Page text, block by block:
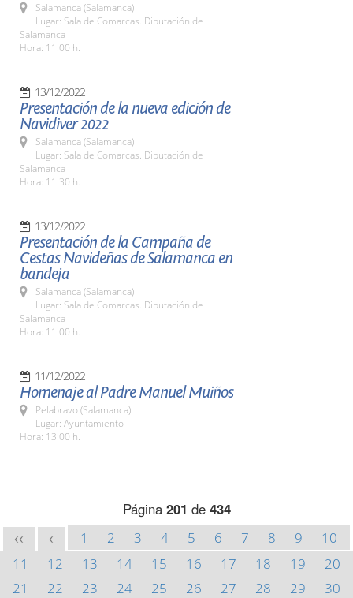
Salamanca (Salamanca)
Lugar: Sala de Comarcas. Diputación de
Salamanca
Hora: 11:00 h.
13/12/2022
Presentación de la nueva edición de
Navidiver 2022
Salamanca (Salamanca)
Lugar: Sala de Comarcas. Diputación de
Salamanca
Hora: 11:30 h.
13/12/2022
Presentación de la Campaña de
Cestas Navideñas de Salamanca en
bandeja
Salamanca (Salamanca)
Lugar: Sala de Comarcas. Diputación de
Salamanca
Hora: 11:00 h.
11/12/2022
Homenaje al Padre Manuel Muiños
Pelabravo (Salamanca)
Lugar: Ayuntamiento
Hora: 13:00 h.
Página 201 de 434
<< < 1 2 3 4 5 6 7 8 9
10
11
12 13 14 15 16 17 18 19
20
21
22 23 24 25 26 27 28 29
30